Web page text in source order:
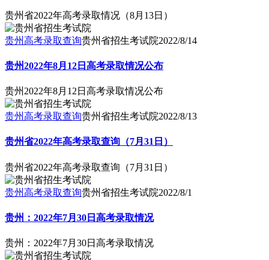
贵州省2022年高考录取情况（8月13日）
贵州高考录取查询贵州省招生考试院2022/8/14
贵州2022年8月12日高考录取情况公布
贵州2022年8月12日高考录取情况公布
贵州高考录取查询贵州省招生考试院2022/8/13
贵州省2022年高考录取查询（7月31日）
贵州省2022年高考录取查询（7月31日）
贵州高考录取查询贵州省招生考试院2022/8/1
贵州：2022年7月30日高考录取情况
贵州：2022年7月30日高考录取情况